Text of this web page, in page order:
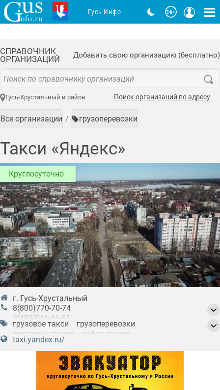
СПРАВОЧНИК
ОРГАНИЗАЦИЙ
Добавить свою организацию (бесплатно)
Гусь-Хрустальный и район Поиск организаций по адресу
Все организации грузоперевозки
Такси «Яндекс»
Круглосуточно
г. Гусь-Хрустальный
8(800)770-70-74
8(4922)66-66-61
8(499)705−88−88
, служба поддержки
грузовое такси
грузоперевозки
доставка грузов
забор грузов
курьерская служба
такси легковое
taxi.yandex.ru/
Гусь-Инфо